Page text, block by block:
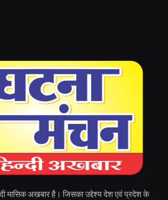
मासिक अखबार है। जिसका उद्देश्य देश एवं प्रदेश के